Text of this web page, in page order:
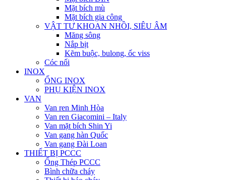
Mặt bích mù
Mặt bích gia công
VẬT TƯ KHOAN NHỒI, SIÊU ÂM
Măng sông
Nắp bịt
Kẽm buộc, bulong, ốc viss
Cóc nối
INOX
ỐNG INOX
PHỤ KIỆN INOX
VAN
Van ren Minh Hòa
Van ren Giacomini – Italy
Van mặt bích Shin Yi
Van gang hàn Quốc
Van gang Đài Loan
THIẾT BỊ PCCC
Ống Thép PCCC
Bình chữa cháy